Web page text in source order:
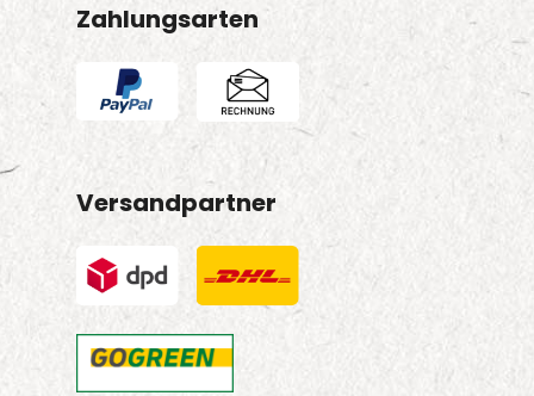
Zahlungsarten
Versandpartner